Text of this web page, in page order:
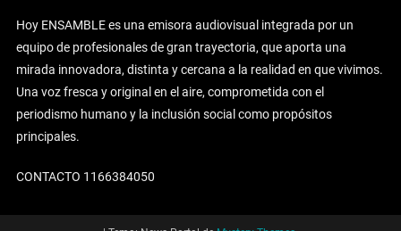
Hoy ENSAMBLE es una emisora audiovisual integrada por un
equipo de profesionales de gran trayectoria, que aporta una
mirada innovadora, distinta y cercana a la realidad en que vivimos.
Una voz fresca y original en el aire, comprometida con el
periodismo humano y la inclusión social como propósitos
principales.
CONTACTO 1166384050